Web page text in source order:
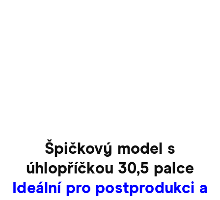
Špičkový model s
úhlopříčkou 30,5 palce
Ideální pro postprodukci a